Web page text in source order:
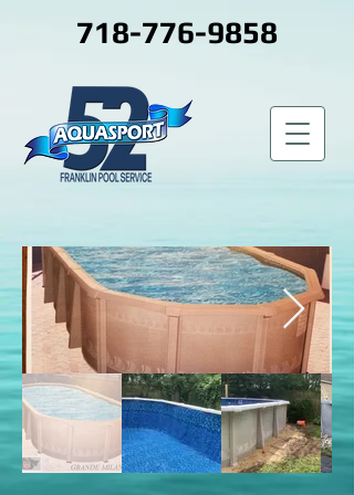
718-776-9858